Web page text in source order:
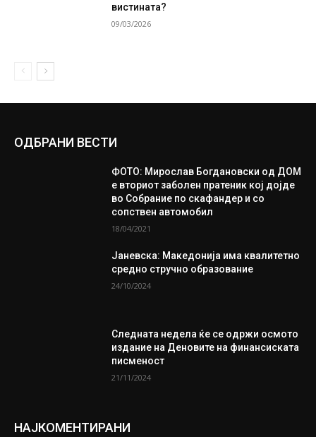
вистината?
09/03/2026
ОДБРАНИ ВЕСТИ
ФОТО: Мирослав Богдановски од ДОМ
е вториот заболен пратеник кој дојде
во Собрание по скафандер и со
сопствен автомобил
18/04/2021
Јаневска: Македонија има квалитетно
средно стручно образование
24/10/2024
Следната недела ќе се одржи осмото
издание на Деновите на финансиската
писменост
21/11/2024
НАЈКОМЕНТИРАНИ